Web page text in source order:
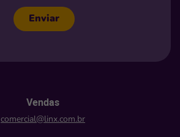
Enviar
Vendas
comercial@linx.com.br